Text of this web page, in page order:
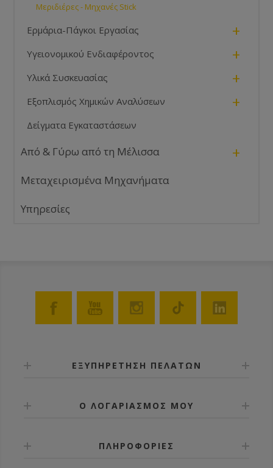
Μεριδιέρες - Μηχανές Stick
Ερμάρια-Πάγκοι Εργασίας +
Υγειονομικού Ενδιαφέροντος +
Υλικά Συσκευασίας +
Εξοπλισμός Χημικών Αναλύσεων +
Δείγματα Εγκαταστάσεων
Από & Γύρω από τη Μέλισσα +
Μεταχειρισμένα Μηχανήματα
Υπηρεσίες
ΕΞΥΠΗΡΕΤΗΣΗ ΠΕΛΑΤΩΝ
Ο ΛΟΓΑΡΙΑΣΜΟΣ ΜΟΥ
ΠΛΗΡΟΦΟΡΙΕΣ